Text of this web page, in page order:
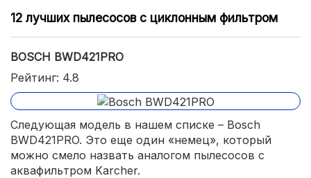
12 лучших пылесосов с циклонным фильтром
BOSCH BWD421PRO
Рейтинг: 4.8
Следующая модель в нашем списке – Bosch
BWD421PRO. Это еще один «немец», который
можно смело назвать аналогом пылесосов с
аквафильтром Karcher.